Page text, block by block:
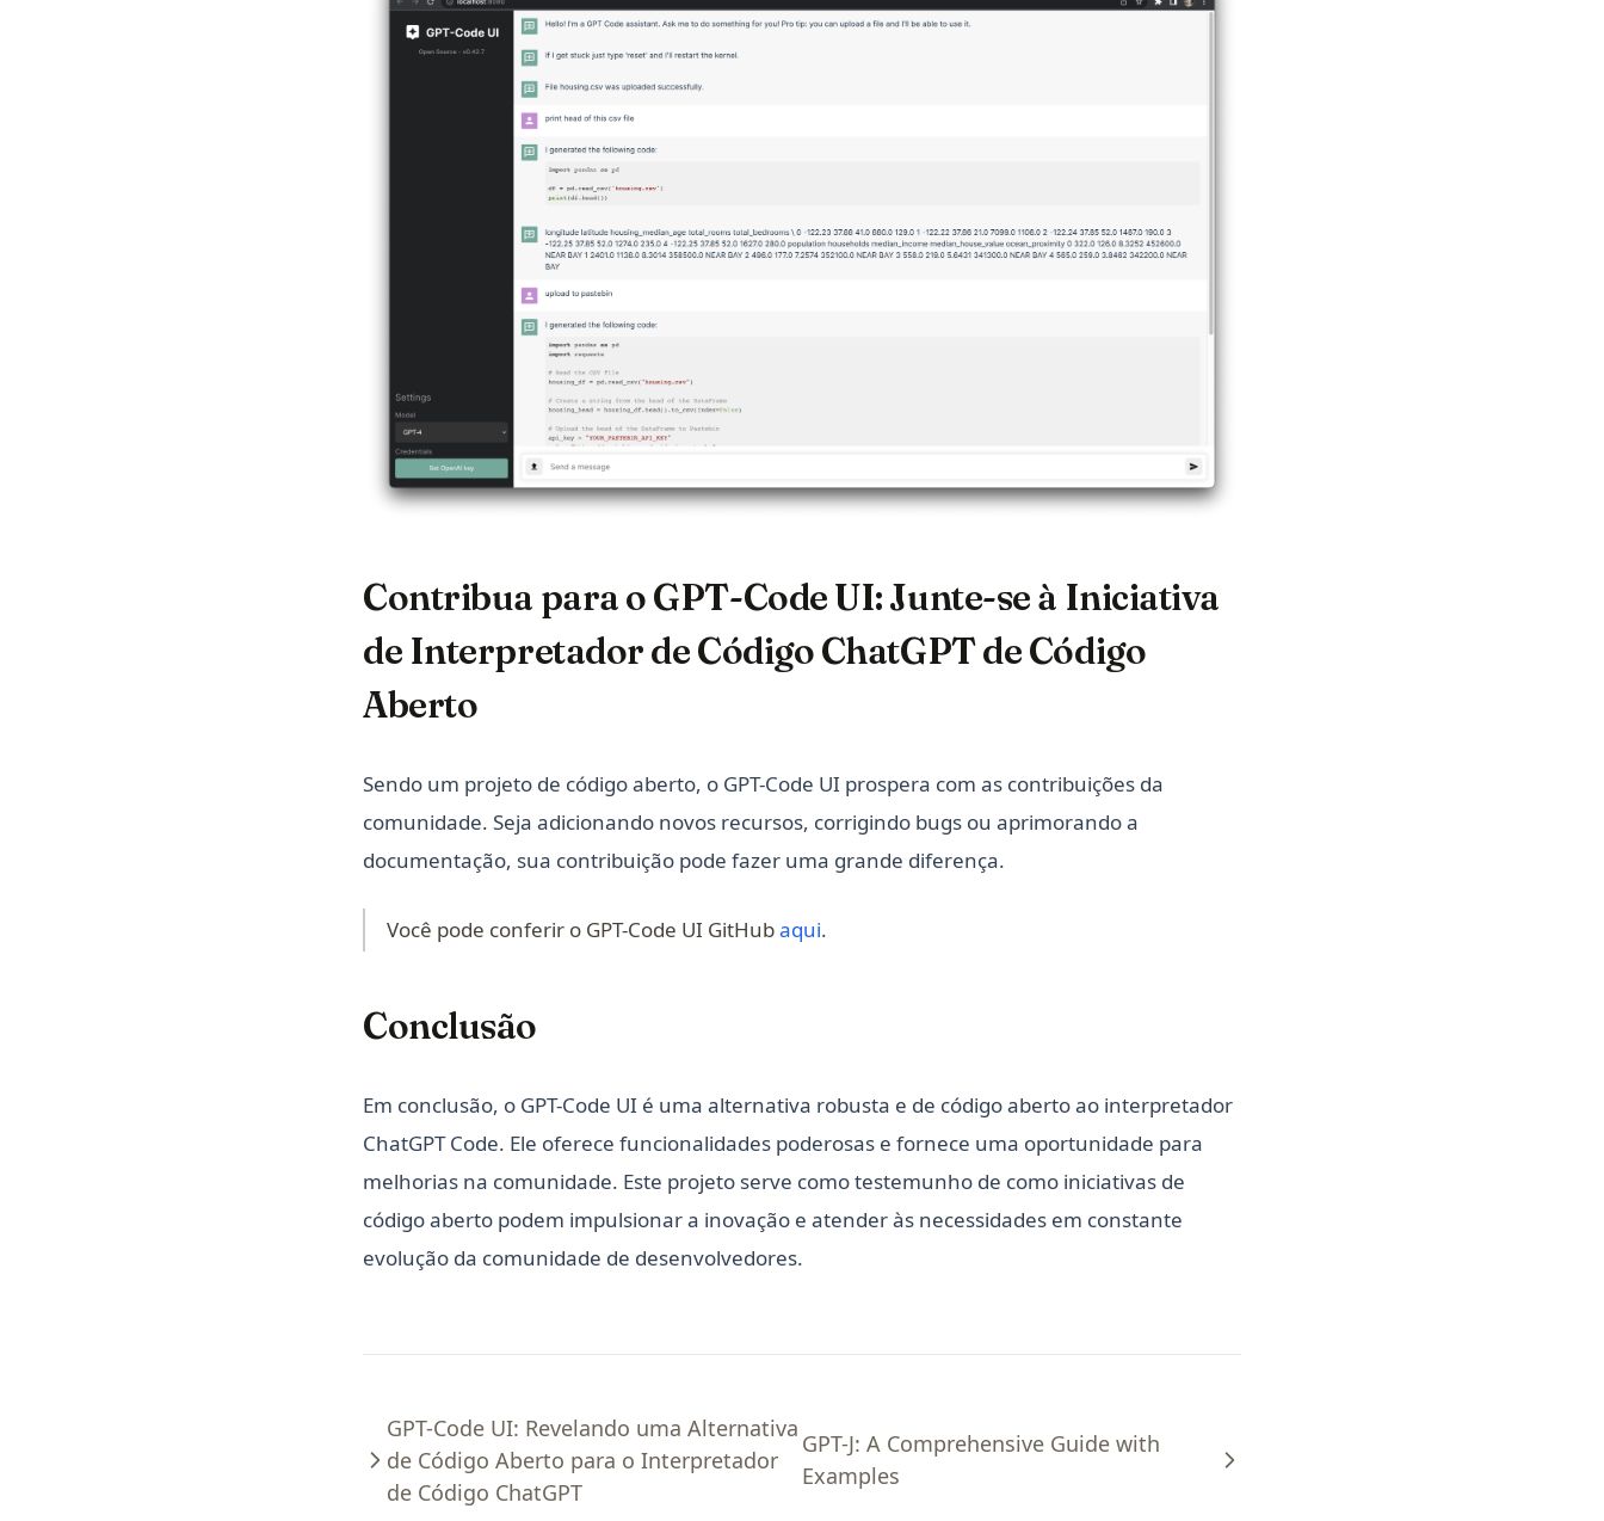
Contribua para o GPT-Code UI: Junte-se à Iniciativa
de Interpretador de Código ChatGPT de Código
Aberto
Sendo um projeto de código aberto, o GPT-Code UI prospera com as contribuições da
comunidade. Seja adicionando novos recursos, corrigindo bugs ou aprimorando a
documentação, sua contribuição pode fazer uma grande diferença.
Você pode conferir o GPT-Code UI GitHubaqui(opens in a new tab)
.
Conclusão
Em conclusão, o GPT-Code UI é uma alternativa robusta e de código aberto ao interpretador
ChatGPT Code. Ele oferece funcionalidades poderosas e fornece uma oportunidade para
melhorias na comunidade. Este projeto serve como testemunho de como iniciativas de
código aberto podem impulsionar a inovação e atender às necessidades em constante
evolução da comunidade de desenvolvedores.
GPT-Code UI: Revelando uma Alternativa
de Código Aberto para o Interpretador
de Código ChatGPT
GPT-J: A Comprehensive Guide with
Examples